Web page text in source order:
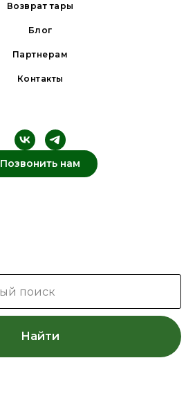
Возврат тары
Блог
Партнерам
Контакты
Позвонить нам
Найти